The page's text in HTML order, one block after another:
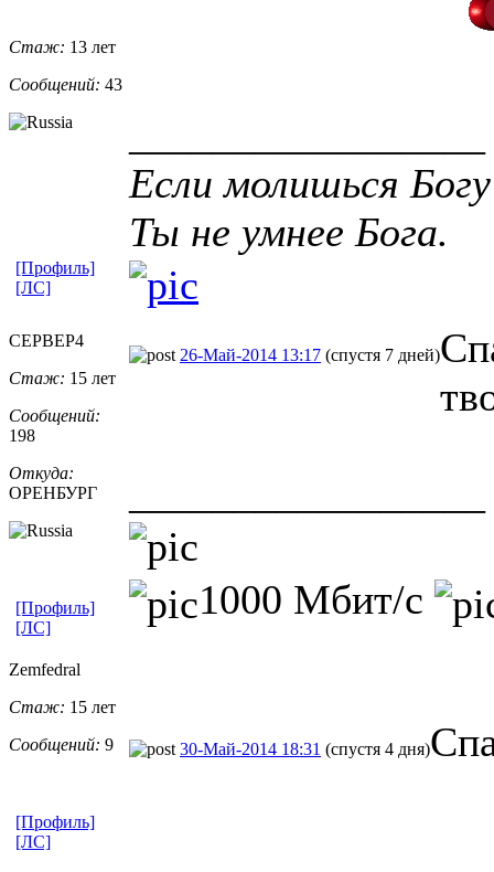
Стаж: 13 лет
Сообщений: 43
Если молишься
Ты не умнее Бога.
[Профиль]
[ЛС]
CEPBEP4
Стаж: 15 лет
Сообщений:
198
Откуда:
ОРЕНБУРГ
26-Май-2014 13:17 (спустя 7 дней)
1000 Мбит/с
[Профиль]
[ЛС]
Zemfedral
Стаж: 15 лет
Сообщений: 9 30-Май-2014 18:31 (спустя 4 дня)
[Профиль]
[ЛС]